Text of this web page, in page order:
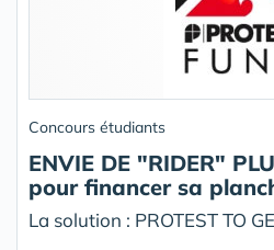
Concours étudiants
ENVIE DE "RIDER"
pour financer sa
La solution : PROTEST TO